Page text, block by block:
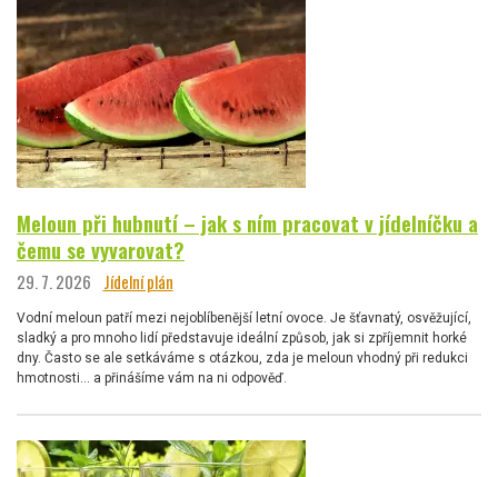
Meloun při hubnutí – jak s ním pracovat v jídelníčku a
čemu se vyvarovat?
29. 7. 2026 Jídelní plán
Vodní meloun patří mezi nejoblíbenější letní ovoce. Je šťavnatý, osvěžující,
sladký a pro mnoho lidí představuje ideální způsob, jak si zpříjemnit horké
dny. Často se ale setkáváme s otázkou, zda je meloun vhodný při redukci
hmotnosti… a přinášíme vám na ni odpověď.